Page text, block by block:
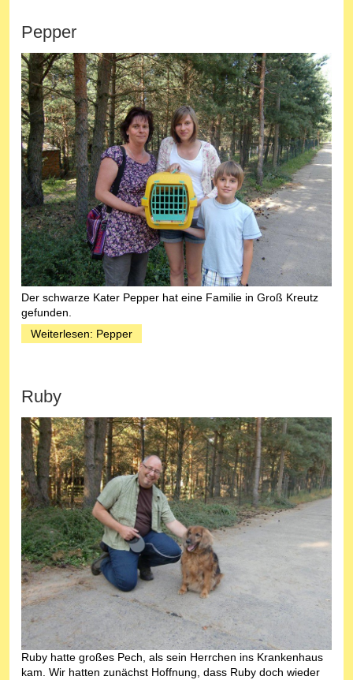
Pepper
Der schwarze Kater Pepper hat eine Familie in Groß Kreutz
gefunden.
Weiterlesen: Pepper
Ruby
Ruby hatte großes Pech, als sein Herrchen ins Krankenhaus
kam. Wir hatten zunächst Hoffnung, dass Ruby doch wieder